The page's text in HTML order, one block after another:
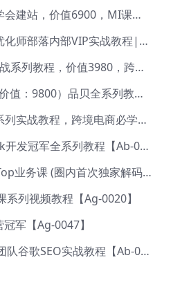
米课.颜Sir三天两夜学会建站，价值6900，MI课甄选课程 【Ag-0055】
2026同款孙谦.谷歌优化师部落内部VIP实战教程|价值4999元全网独家解码（官方报名版本）【@034】
米课毅冰领英开发实战系列教程，价值3980，跨境必选【Ag-0049】
曾亮品贝SEO课程（价值：9800）品贝全系列教程 【Ab-0022】
米课.老华商业课 全系列实战教程，跨境电商必学，价值16900元【Ag-0053】
新版外土司FaceBook开发冠军全系列教程【Ab-0021】
新版鼎贸Coco.外贸Top业务课 (圈内首次独家解码|460节课)【Ag-0091】
列视频教程【Ag-0020】
军【Ag-0047】
环新网络.谷歌大叔团队谷歌SEO实战教程【Ab-0024】